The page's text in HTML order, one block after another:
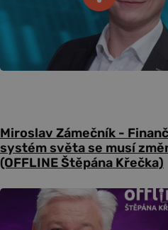
Miroslav Zámečník -
systém světa se musí
(OFFLINE Štěpána Křečka)